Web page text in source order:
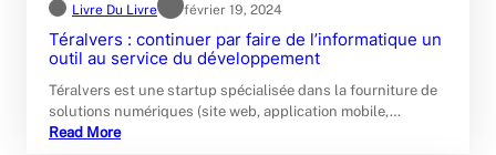
Livre Du Livre février 19, 2024
Téralvers : continuer par faire de l’informatique un
outil au service du développement
Téralvers est une startup spécialisée dans la fourniture de
solutions numériques (site web, application mobile,…
Read More